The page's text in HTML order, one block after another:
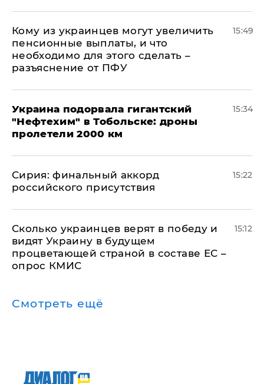
Кому из украинцев могут увеличить
пенсионные выплаты, и что
необходимо для этого сделать –
разъяснение от ПФУ
15:49
Украина подорвала гигантский
"Нефтехим" в Тобольске: дроны
пролетели 2000 км
15:34
​Сирия: финальный аккорд
российского присутствия
15:22
Сколько украинцев верят в победу и
видят Украину в будущем
процветающей страной в составе ЕС –
опрос КМИС
15:12
Смотреть ещё